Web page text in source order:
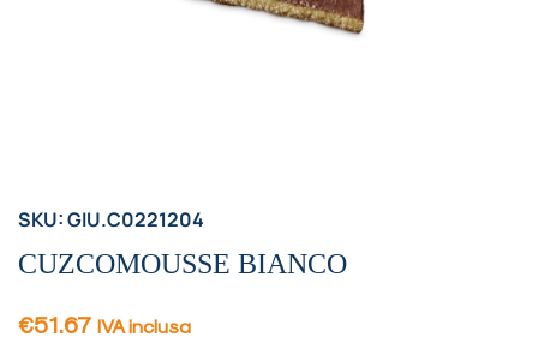
SKU: GIU.C0221204
CUZCOMOUSSE BIANCO
€51.67 IVA inclusa